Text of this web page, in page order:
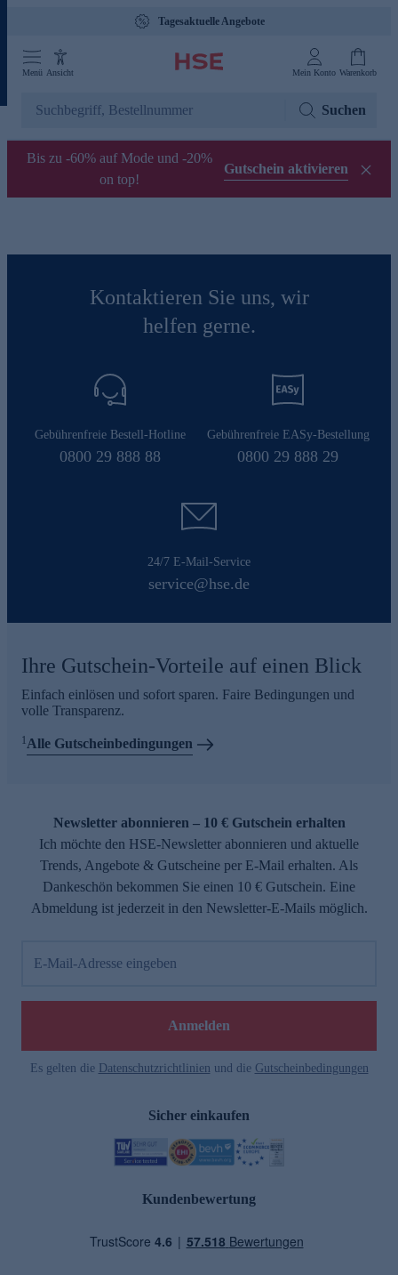
Tagesaktuelle Angebote
Menü Ansicht Mein Konto Warenkorb
Suchen
Bis zu -60% auf Mode und -20%
on top!
Gutschein aktivieren
Kontaktieren Sie uns, wir
helfen gerne.
Gebührenfreie Bestell-Hotline
0800 29 888 88
Gebührenfreie EASy-Bestellung
0800 29 888 29
24/7 E-Mail-Service
service@hse.de
Ihre Gutschein-Vorteile auf einen Blick
Einfach einlösen und sofort sparen. Faire Bedingungen und
volle Transparenz.
1Alle Gutscheinbedingungen
Newsletter abonnieren – 10 € Gutschein erhalten
Ich möchte den HSE-Newsletter abonnieren und aktuelle
Trends, Angebote & Gutscheine per E-Mail erhalten. Als
Dankeschön bekommen Sie einen 10 € Gutschein. Eine
Abmeldung ist jederzeit in den Newsletter-E-Mails möglich.
E-Mail-Adresse eingeben
Anmelden
Es gelten die Datenschutzrichtlinien und die Gutscheinbedingungen
Sicher einkaufen
Kundenbewertung